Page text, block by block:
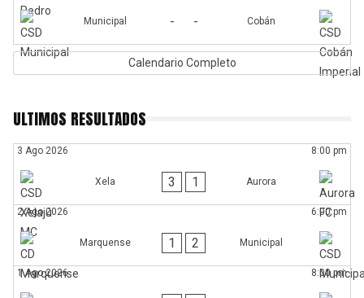
Municipal - - Cobán
Calendario Completo
ULTIMOS RESULTADOS
3 Ago 2026 8:00 pm
Xela 3 1 Aurora
2 Ago 2026 6:00 pm
Marquense 1 2 Municipal
1 Ago 2026 8:00 pm